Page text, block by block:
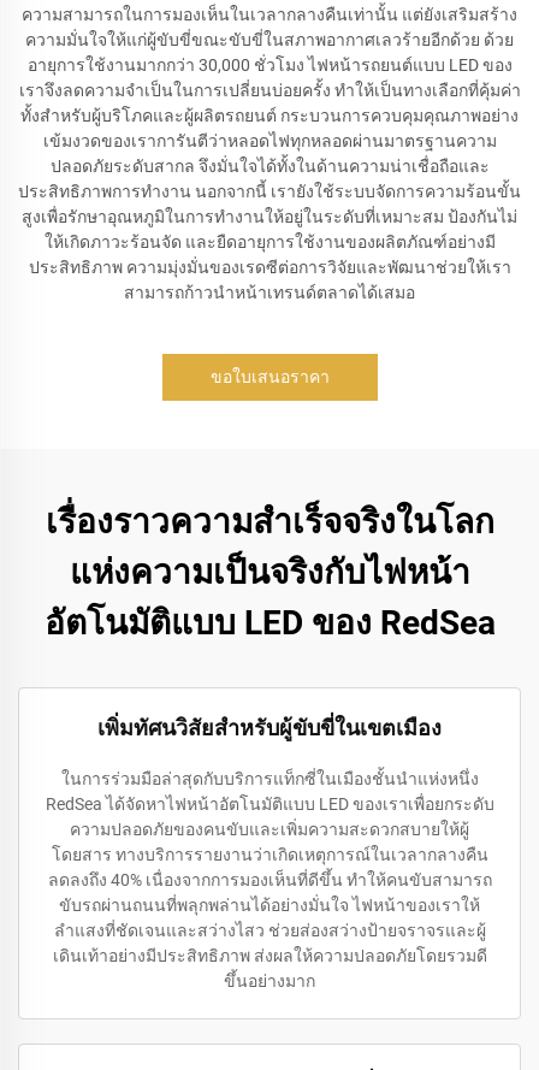
ความสามารถในการมองเห็นในเวลากลางคืนเท่านั้น แต่ยังเสริมสร้าง
ความมั่นใจให้แก่ผู้ขับขี่ขณะขับขี่ในสภาพอากาศเลวร้ายอีกด้วย ด้วย
อายุการใช้งานมากกว่า 30,000 ชั่วโมง ไฟหน้ารถยนต์แบบ LED ของ
เราจึงลดความจำเป็นในการเปลี่ยนบ่อยครั้ง ทำให้เป็นทางเลือกที่คุ้มค่า
ทั้งสำหรับผู้บริโภคและผู้ผลิตรถยนต์ กระบวนการควบคุมคุณภาพอย่าง
เข้มงวดของเราการันตีว่าหลอดไฟทุกหลอดผ่านมาตรฐานความ
ปลอดภัยระดับสากล จึงมั่นใจได้ทั้งในด้านความน่าเชื่อถือและ
ประสิทธิภาพการทำงาน นอกจากนี้ เรายังใช้ระบบจัดการความร้อนขั้น
สูงเพื่อรักษาอุณหภูมิในการทำงานให้อยู่ในระดับที่เหมาะสม ป้องกันไม่
ให้เกิดภาวะร้อนจัด และยืดอายุการใช้งานของผลิตภัณฑ์อย่างมี
ประสิทธิภาพ ความมุ่งมั่นของเรดซีต่อการวิจัยและพัฒนาช่วยให้เรา
สามารถก้าวนำหน้าเทรนด์ตลาดได้เสมอ
ขอใบเสนอราคา
เรื่องราวความสำเร็จจริงในโลก
แห่งความเป็นจริงกับไฟหน้า
อัตโนมัติแบบ LED ของ RedSea
เพิ่มทัศนวิสัยสำหรับผู้ขับขี่ในเขตเมือง
ในการร่วมมือล่าสุดกับบริการแท็กซี่ในเมืองชั้นนำแห่งหนึ่ง
RedSea ได้จัดหาไฟหน้าอัตโนมัติแบบ LED ของเราเพื่อยกระดับ
ความปลอดภัยของคนขับและเพิ่มความสะดวกสบายให้ผู้
โดยสาร ทางบริการรายงานว่าเกิดเหตุการณ์ในเวลากลางคืน
ลดลงถึง 40% เนื่องจากการมองเห็นที่ดีขึ้น ทำให้คนขับสามารถ
ขับรถผ่านถนนที่พลุกพล่านได้อย่างมั่นใจ ไฟหน้าของเราให้
ลำแสงที่ชัดเจนและสว่างไสว ช่วยส่องสว่างป้ายจราจรและผู้
เดินเท้าอย่างมีประสิทธิภาพ ส่งผลให้ความปลอดภัยโดยรวมดี
ขึ้นอย่างมาก